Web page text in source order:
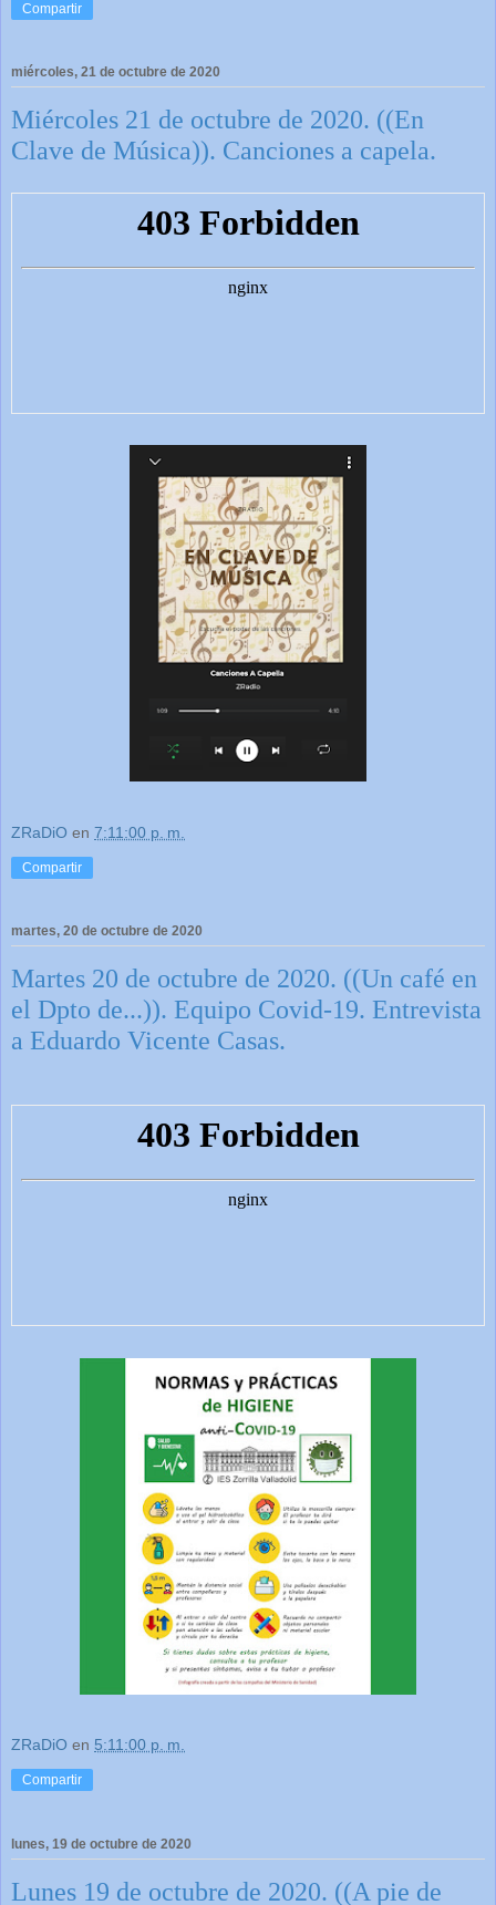
Compartir
miércoles, 21 de octubre de 2020
Miércoles 21 de octubre de 2020. ((En
Clave de Música)). Canciones a capela.
ZRaDiO en 7:11:00 p. m.
Compartir
martes, 20 de octubre de 2020
Martes 20 de octubre de 2020. ((Un café en
el Dpto de...)). Equipo Covid-19. Entrevista
a Eduardo Vicente Casas.
ZRaDiO en 5:11:00 p. m.
Compartir
lunes, 19 de octubre de 2020
Lunes 19 de octubre de 2020. ((A pie de